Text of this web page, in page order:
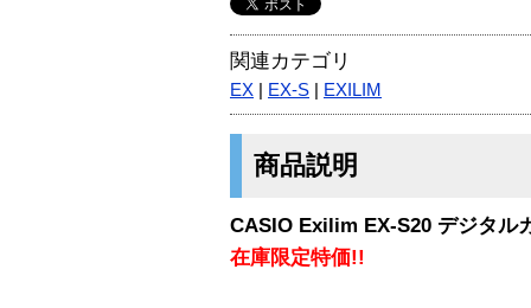
関連カテゴリ
EX EX-S EXILIM
商品説明
CASIO Exilim EX-S20 デジタル
在庫限定特価!!